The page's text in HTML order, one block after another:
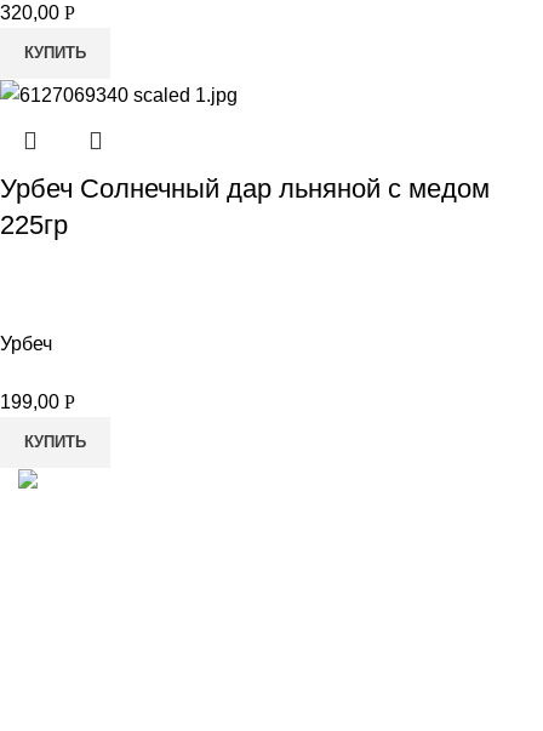
320,00 Р
КУПИТЬ
Урбеч Солнечный дар льняной с медом
225гр
Урбеч
199,00 Р
КУПИТЬ